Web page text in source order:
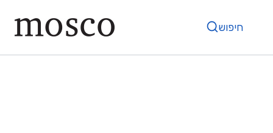
חיפוש